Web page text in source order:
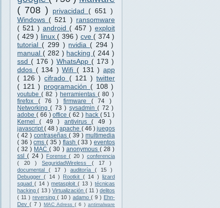
( 708 )
privacidad ( 651 )
Windows ( 521 ) ransomware
( 521 ) android ( 457 ) exploit
( 429 ) linux ( 396 ) cve ( 374 )
tutorial ( 299 ) nvidia ( 294 )
manual ( 282 ) hacking ( 244 )
ssd ( 176 ) WhatsApp ( 173 )
ddos ( 134 )Wifi ( 131 ) app
( 126 )cifrado ( 121 )twitter
( 121 ) programación ( 108 )
youtube( 82 ) herramientas( 80 )
firefox ( 76 ) firmware ( 74 )
Networking( 73 ) sysadmin( 72 )
adobe ( 66 )office( 62 ) hack ( 51 )
Kernel( 49 ) antivirus( 49 )
javascript( 48 )apache ( 46 ) juegos
( 42 ) contraseñas ( 39 ) multimedia
( 36 )cms( 35 ) flash ( 33 )eventos
( 32 ) MAC( 30 ) anonymous ( 28 )
ssl( 24 ) Forense( 20 ) conferencia
( 20 )SeguridadWireless ( 17 )
documental ( 17 ) auditoría ( 15 )
Debugger( 14 ) Rootkit ( 14 ) lizard
squad ( 14 )metasploit( 13 ) técnicas
hacking( 13 )Virtualización ( 11 ) delitos
( 11 ) reversing ( 10 ) adamo ( 9 ) Ehn-
Dev ( 7 ) MAC Adress ( 6 ) antimalware